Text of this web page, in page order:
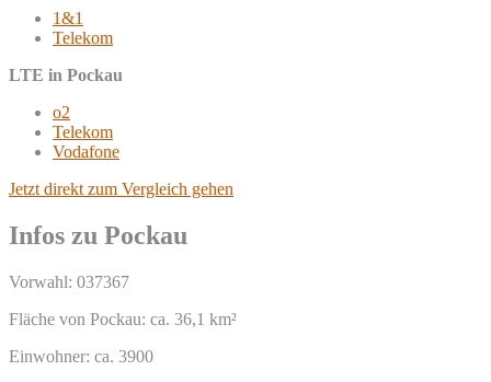
1&1
Telekom
LTE in Pockau
o2
Telekom
Vodafone
Jetzt direkt zum Vergleich gehen
Infos zu Pockau
Vorwahl: 037367
Fläche von Pockau: ca. 36,1 km²
Einwohner: ca. 3900